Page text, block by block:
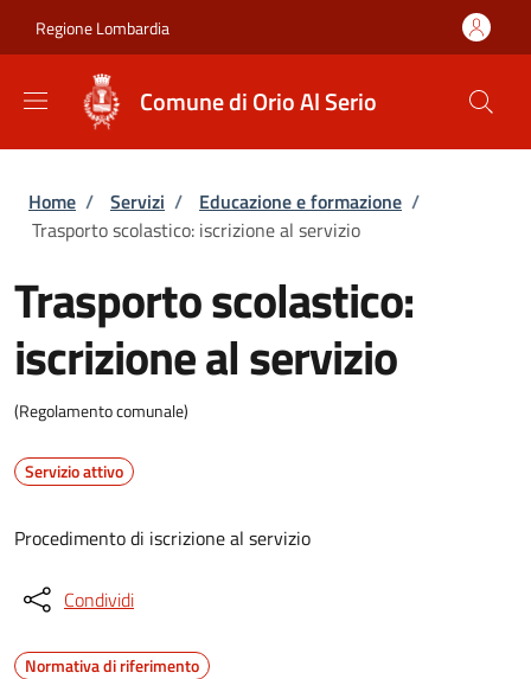
Regione Lombardia
Comune di Orio Al Serio
Briciole di pane
Home / Servizi / Educazione e formazione /
Trasporto scolastico: iscrizione al servizio
Trasporto scolastico:
iscrizione al servizio
(Regolamento comunale)
Servizio attivo
Procedimento di iscrizione al servizio
Condividi
Normativa di riferimento